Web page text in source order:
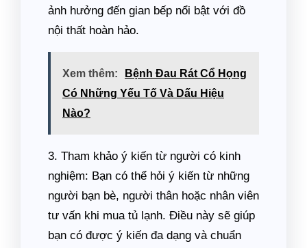
ảnh hưởng đến gian bếp nổi bật với đồ
nội thất hoàn hảo.
Xem thêm:
Bệnh Đau Rát Cổ Họng
Có Những Yếu Tố Và Dấu Hiệu
Nào?
3. Tham khảo ý kiến từ người có kinh
nghiệm: Bạn có thể hỏi ý kiến từ những
người bạn bè, người thân hoặc nhân viên
tư vấn khi mua tủ lạnh. Điều này sẽ giúp
bạn có được ý kiến đa dạng và chuẩn